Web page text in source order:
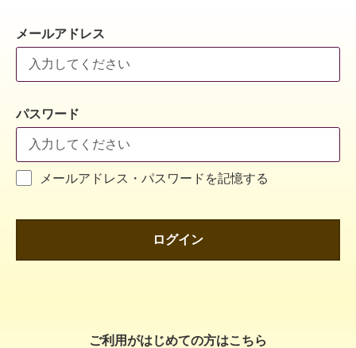
メールアドレス
パスワード
メールアドレス・パスワードを記憶する
ログイン
ご利用がはじめての方はこちら